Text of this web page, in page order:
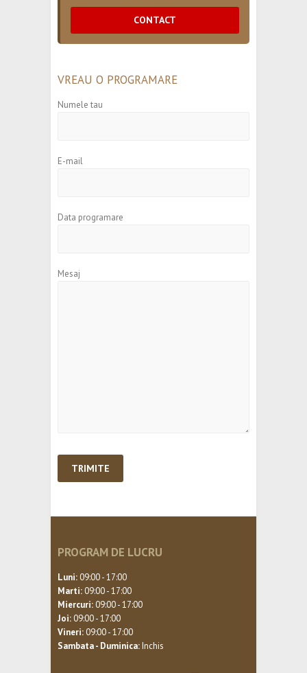
CONTACT
VREAU O PROGRAMARE
Numele tau
E-mail
Data programare
Mesaj
PROGRAM DE LUCRU
Luni: 09:00 - 17:00
Marti: 09:00 - 17:00
Miercuri: 09:00 - 17:00
Joi: 09:00 - 17:00
Vineri: 09:00 - 17:00
Sambata - Duminica:Inchis